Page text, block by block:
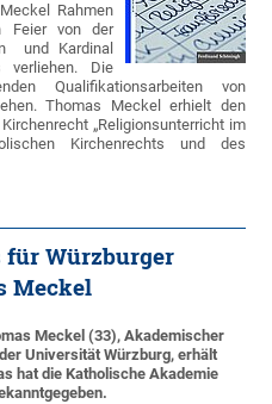
Rahmen
Feier von der
und Kardinal
verliehen. Die
Qualifikationsarbeiten von
Thomas Meckel erhielt den
„Religionsunterricht im
Kirchenrechts und des
Würzburger
Meckel
Meckel (33), Akademischer
Universität Würzburg, erhält
hat die Katholische Akademie